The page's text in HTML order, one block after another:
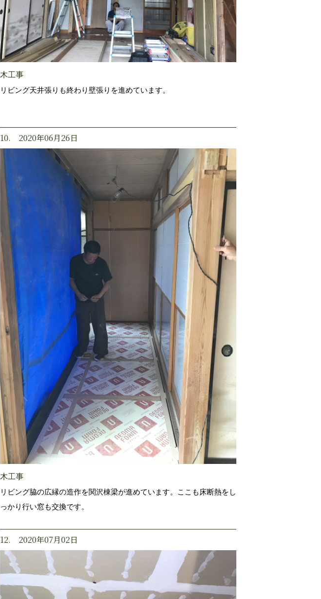
木工事
リビング天井張りも終わり壁張りを進めています。
10. 2020年06月26日
木工事
リビング脇の広縁の造作を関沢棟梁が進めています。ここも床断熱をし
っかり行い窓も交換です。
12. 2020年07月02日